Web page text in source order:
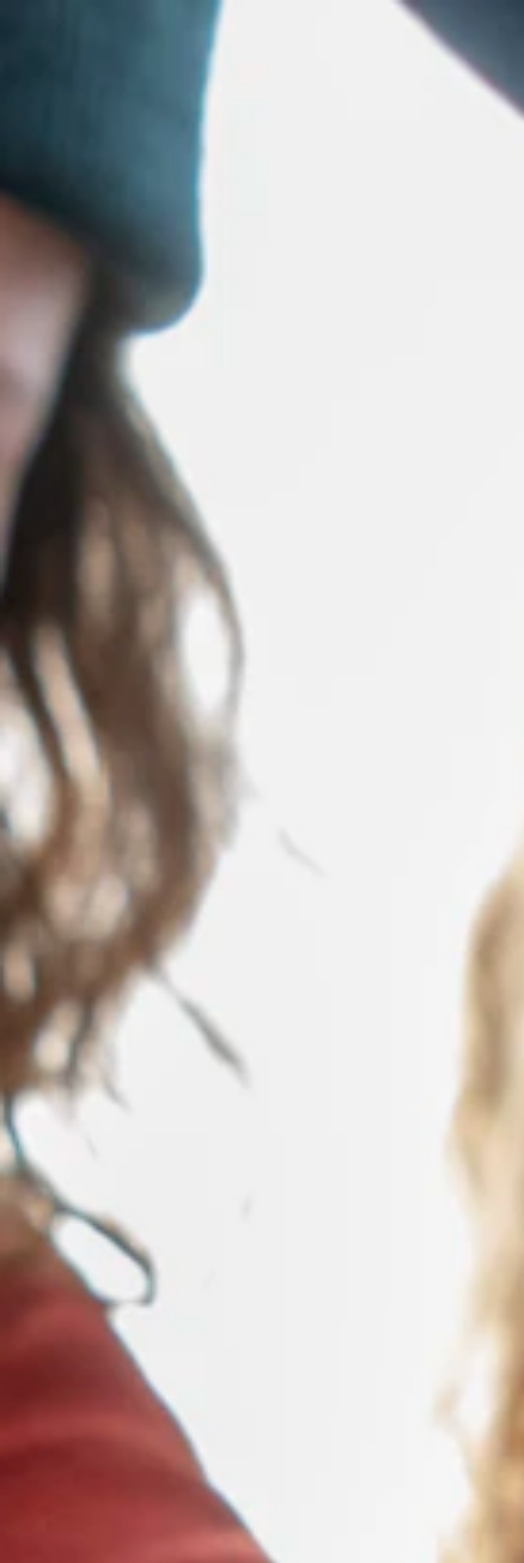
Inhoud
Home
Beleidswerkgroep
Jeugdtoerisme
In de Beleidswerkgroep Jeugdtoerisme proberen we op alle
Don 24 september 2026